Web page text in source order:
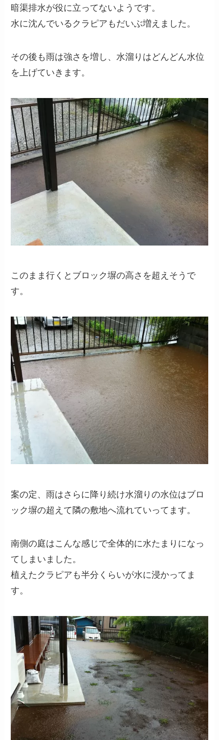
暗渠排水が役に立ってないようです。
水に沈んでいるクラピアもだいぶ増えました。
その後も雨は強さを増し、水溜りはどんどん水位
を上げていきます。
このまま行くとブロック塀の高さを超えそうで
す。
案の定、雨はさらに降り続け水溜りの水位はブロ
ック塀の超えて隣の敷地へ流れていってます。
南側の庭はこんな感じで全体的に水たまりになっ
てしまいました。
植えたクラピアも半分くらいが水に浸かってま
す。